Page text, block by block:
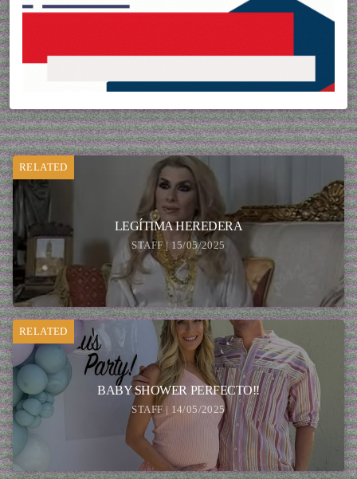
RELATED
LEGÍTIMA HEREDERA
STAFF | 15/05/2025
RELATED
BABY SHOWER PERFECTO!!
STAFF | 14/05/2025